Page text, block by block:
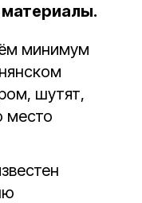
минимум
шутят,
место